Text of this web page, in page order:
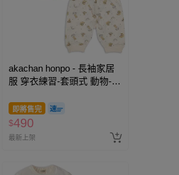
akachan honpo - 長袖家居
服 穿衣練習-套頭式 動物-象
即將售完
$490
最新上架